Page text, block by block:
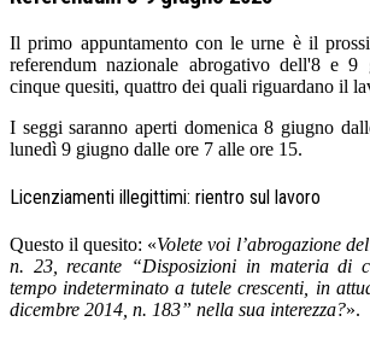
Il primo appuntamento con le urne è il
referendum nazionale abrogativo dell'8 e 9
cinque quesiti, quattro dei quali riguardano il
I seggi saranno aperti domenica 8 giugno
lunedì 9 giugno dalle ore 7 alle ore 15.
Licenziamenti illegittimi: rientro sul lavoro
Questo il quesito: «Volete voi l’abrogazione
n. 23, recante “Disposizioni in materia di
tempo indeterminato a tutele crescenti, in
dicembre 2014, n. 183” nella sua interezza?».